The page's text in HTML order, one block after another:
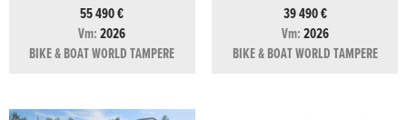
55 490 €
Vm:2026
BIKE & BOAT WORLD TAMPERE
39 490 €
Vm:2026
BIKE & BOAT WORLD TAMPERE